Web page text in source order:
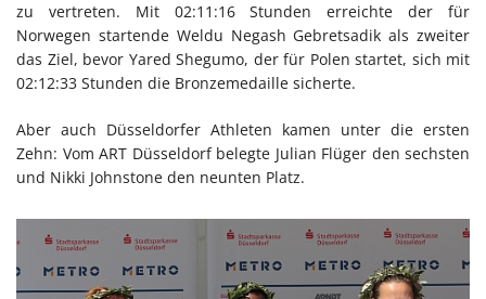
zu vertreten. Mit 02:11:16 Stunden erreichte der für
Norwegen startende Weldu Negash Gebretsadik als zweiter
das Ziel, bevor Yared Shegumo, der für Polen startet, sich mit
02:12:33 Stunden die Bronzemedaille sicherte.
Aber auch Düsseldorfer Athleten kamen unter die ersten
Zehn: Vom ART Düsseldorf belegte Julian Flüger den sechsten
und Nikki Johnstone den neunten Platz.